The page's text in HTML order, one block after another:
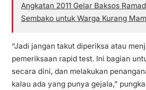
Angkatan 2011 Gelar Baksos
Sembako untuk Warga Kurang
“Jadi jangan takut diperiksa atau
pemeriksaan rapid test. Ini bagian
secara dini, dan melakukan
kalau ada yang punya gejala,”